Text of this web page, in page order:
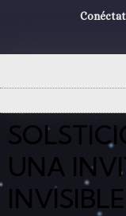
UNA
INVISIBLE